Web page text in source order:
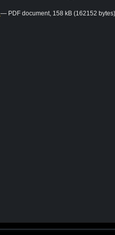
— PDF document, 158 kB (162152 bytes)